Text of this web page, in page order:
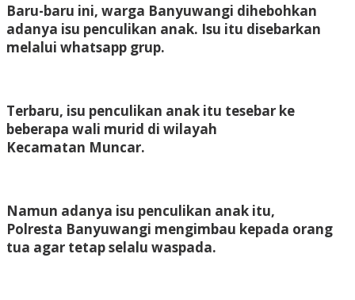
Baru-baru ini, warga Banyuwangi dihebohkan
adanya isu penculikan anak. Isu itu disebarkan
melalui whatsapp grup.
Terbaru, isu penculikan anak itu tesebar ke
beberapa wali murid di wilayah
Kecamatan Muncar.
Namun adanya isu penculikan anak itu,
Polresta Banyuwangi mengimbau kepada orang
tua agar tetap selalu waspada.